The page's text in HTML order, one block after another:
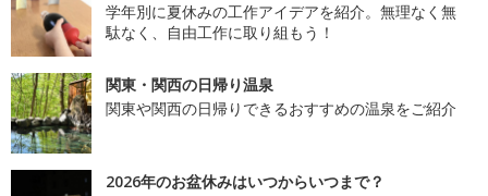
学年別に夏休みの工作アイデアを紹介。無理なく無
駄なく、自由工作に取り組もう！
関東・関西の日帰り温泉
関東や関西の日帰りできるおすすめの温泉をご紹介
2026年のお盆休みはいつからいつまで？